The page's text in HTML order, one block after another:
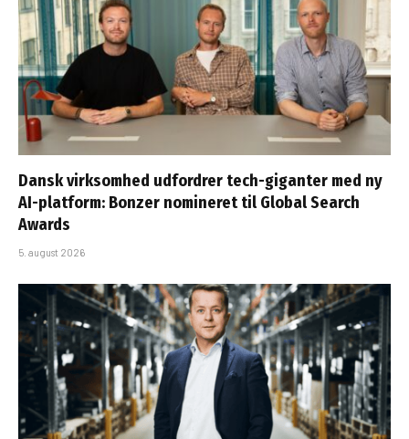
Dansk virksomhed udfordrer tech-giganter med ny
AI-platform: Bonzer nomineret til Global Search
Awards
5. august 2026